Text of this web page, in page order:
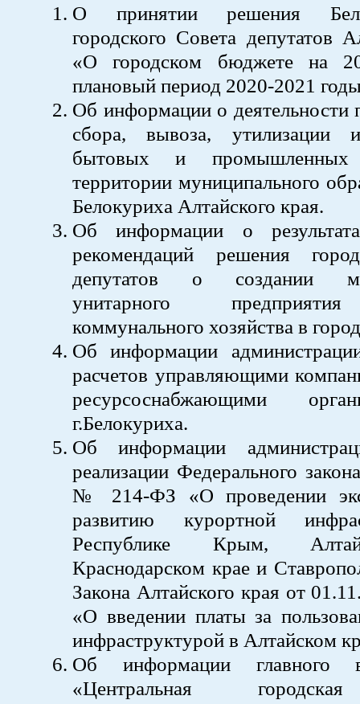
О принятии решения
городского Совета депутатов
«О городском бюджете на
плановый период 2020-2021
Об информации о деятельности
сбора, вывоза, утилизации
бытовых и
территории муниципального
Белокуриха Алтайского края.
Об информации о
рекомендаций решения
депутатов о создании
унитарного
коммунального хозяйства в
Об информации
расчетов управляющими
ресурсоснабжающими
г.Белокуриха.
Об информации
реализации Федерального
№ 214-ФЗ «О проведении
развитию курортной
Республике Крым,
Краснодарском крае и
Закона Алтайского края от
«О введении платы за
инфраструктурой в Алтайском
Об информации главного
«Центральная